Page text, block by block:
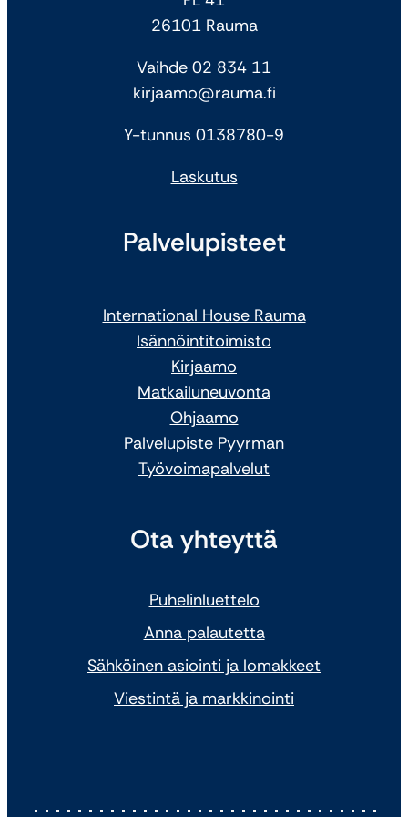
26101 Rauma
Vaihde 02 834 11
kirjaamo@rauma.fi
Y-tunnus 0138780-9
Laskutus
Palvelupisteet
International House Rauma
Isännöintitoimisto
Kirjaamo
Matkailuneuvonta
Ohjaamo
Palvelupiste Pyyrman
Työvoimapalvelut
Ota yhteyttä
Puhelinluettelo
Anna palautetta
Sähköinen asiointi ja lomakkeet
Viestintä ja markkinointi